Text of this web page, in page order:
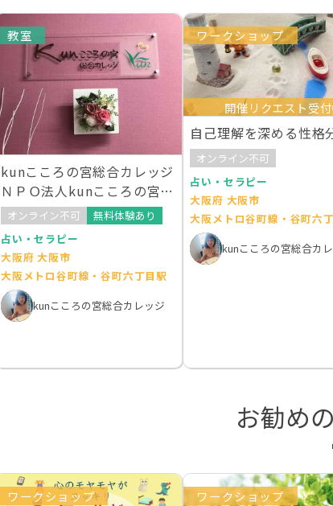
教室
kunこころの宮総合カレッジ
ＮＰＯ法人kunこころの宮指
定校
オンライン不可
無料体験あり
占い・セラピー
大阪府 大阪市
大阪メトロ谷町線・谷町六丁目駅
kunこころの宮総合カレッジ
ワークショップ
開催リクエスト受
自己理解を深める性格
オンライン不可
占い・セラピー
大阪府 大阪市
大阪メトロ谷町線・谷町六
kunこころの宮総合カ
お勧め
ワークショップ ワークショップ